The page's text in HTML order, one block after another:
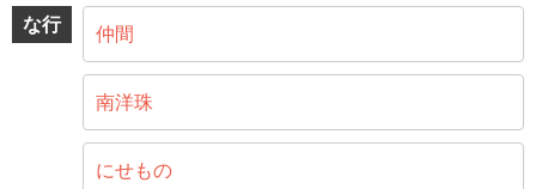
な行 仲間
南洋珠
にせもの